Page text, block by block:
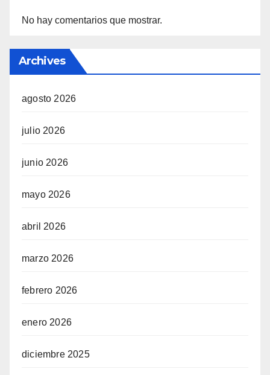
No hay comentarios que mostrar.
Archives
agosto 2026
julio 2026
junio 2026
mayo 2026
abril 2026
marzo 2026
febrero 2026
enero 2026
diciembre 2025